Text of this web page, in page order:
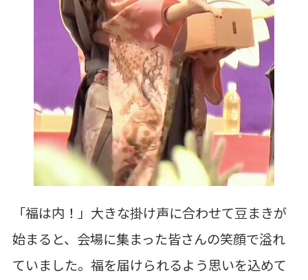
「福は内！」大きな掛け声に合わせて豆まきが
始まると、会場に集まった皆さんの笑顔で溢れ
ていました。福を届けられるよう思いを込めて